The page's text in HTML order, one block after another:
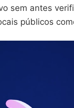
sem antes
públicos